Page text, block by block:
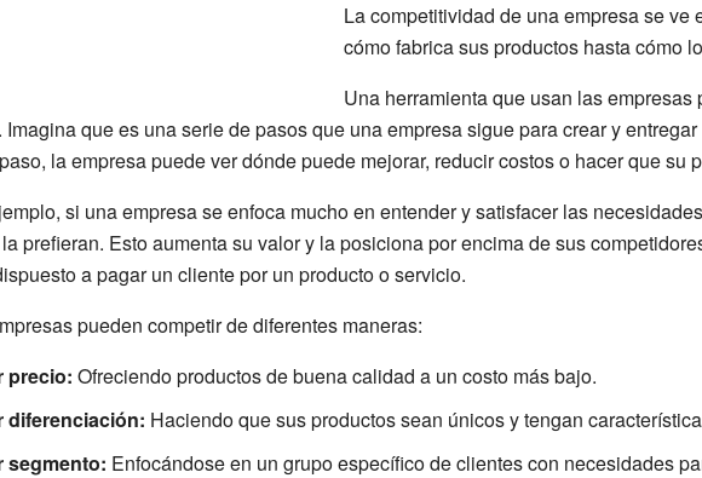
La competitividad de una empresa se
cómo fabrica sus productos hasta cómo
Una herramienta que usan las empresas
Imagina que es una serie de pasos que una empresa sigue para crear y
la empresa puede ver dónde puede mejorar, reducir costos o hacer que su
si una empresa se enfoca mucho en entender y satisfacer las
prefieran. Esto aumenta su valor y la posiciona por encima de sus
a pagar un cliente por un producto o servicio.
pueden competir de diferentes maneras:
precio: Ofreciendo productos de buena calidad a un costo más bajo.
diferenciación: Haciendo que sus productos sean únicos y tengan
segmento: Enfocándose en un grupo específico de clientes con necesidades